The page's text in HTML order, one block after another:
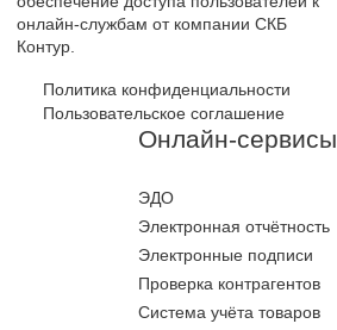
онлайн-службам от компании СКБ
Контур.
Политика конфиденциальности
Пользовательское соглашение
Онлайн-сервисы
ЭДО
Электронная отчётность
Электронные подписи
Проверка контрагентов
Система учёта товаров